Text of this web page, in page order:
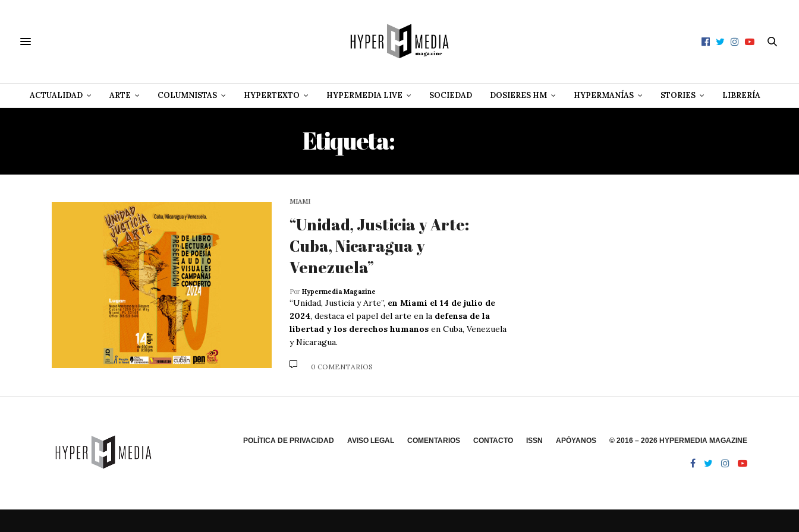
ACTUALIDAD ARTE COLUMNISTAS HYPERTEXTO HYPERMEDIA LIVE SOCIEDAD DOSIERES HM HYPERMANÍAS STORIES LIBRERÍA
Etiqueta:
MIAMI
“Unidad, Justicia y Arte:
Cuba, Nicaragua y
Venezuela”
Por Hypermedia Magazine
“Unidad, Justicia y Arte”, en Miami el 14 de julio de
2024, destaca el papel del arte en la defensa de la
libertad y los derechos humanos en Cuba, Venezuela
y Nicaragua.
0 COMENTARIOS
POLÍTICA DE PRIVACIDAD AVISO LEGAL COMENTARIOS CONTACTO ISSN APÓYANOS © 2016 – 2026 HYPERMEDIA MAGAZINE